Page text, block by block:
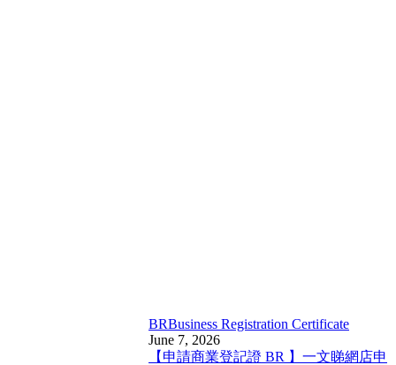
BRBusiness Registration Certificate
June 7, 2026
【申請商業登記證 BR 】一文睇網店申